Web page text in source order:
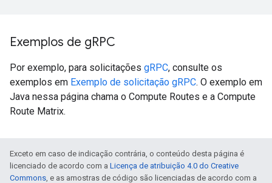
Exemplos de gRPC
Por exemplo, para solicitações gRPC, consulte os
exemplos em Exemplo de solicitação gRPC. O exemplo em
Java nessa página chama o Compute Routes e a Compute
Route Matrix.
Exceto em caso de indicação contrária, o conteúdo desta página é
licenciado de acordo com a Licença de atribuição 4.0 do Creative
Commons, e as amostras de código são licenciadas de acordo com a